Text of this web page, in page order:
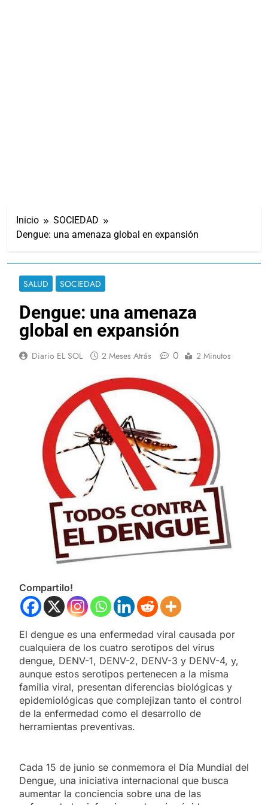
Inicio
SOCIEDAD
Dengue: una amenaza global en expansión
SALUD SOCIEDAD
Dengue: una amenaza
global en expansión
Diario EL SOL 2 Meses Atrás 0 2 Minutos
Compartilo!
El dengue es una enfermedad viral causada por
cualquiera de los cuatro serotipos del virus
dengue, DENV-1, DENV-2, DENV-3 y DENV-4, y,
aunque estos serotipos pertenecen a la misma
familia viral, presentan diferencias biológicas y
epidemiológicas que complejizan tanto el control
de la enfermedad como el desarrollo de
herramientas preventivas.
Cada 15 de junio se conmemora el Día Mundial del
Dengue, una iniciativa internacional que busca
aumentar la conciencia sobre una de las